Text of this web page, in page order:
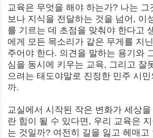
교육은 무엇을 해야 하는가? 나는 그
보나 지식을 전달하는 것을 넘어, 이
를 기르는 데 초점을 맞춰야 한다고
에게 모든 목소리가 같은 무게를 지
주어야 한다. 의견을 말하는 용기와
심을 동시에 키우는 교육, 그리고 잘
으려는 태도야말로 진정한 민주 시
까.
교실에서 시작된 작은 변화가 세상
란 힘이 될 수 있다면, 우리 교육은
는 것일까? 여전히 길을 잃고 헤매고